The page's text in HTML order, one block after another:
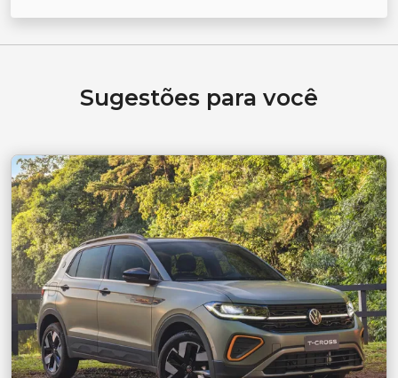
Sugestões para você